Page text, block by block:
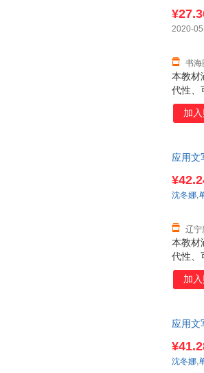
本教材
代性、
书海
2020-
加
应用文
大学出
样；所
本教材
代性、
辽宁
沈冬娜,
加
应用文
大学出
样；所
沈冬娜,